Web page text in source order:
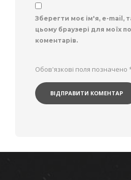
Зберегти моє ім'я, e-mail,
цьому браузері для моїх
коментарів.
Обов'язкові поля позначено